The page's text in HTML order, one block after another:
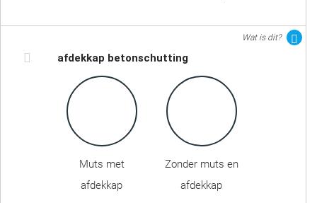
Wat is dit?
afdekkap betonschutting
Muts met
afdekkap
Zonder muts en
afdekkap